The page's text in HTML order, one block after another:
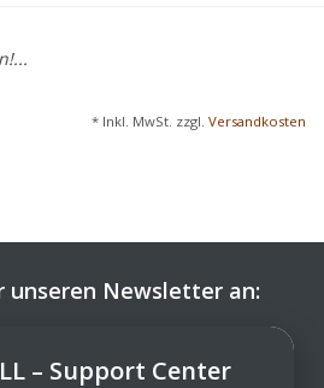
* Inkl. MwSt. zzgl. Versandkosten
unseren Newsletter an:
– Support Center